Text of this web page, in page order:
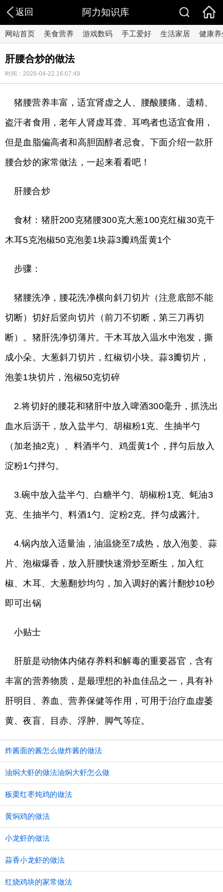
返回 阿力知识库
网站首页 美食营养 游戏数码 手工爱好 生活家居 健康养
肝腰合炒的做法
时间：2026-04-22 16:07:49
猪腰营养丰富，适宜肾虚之人、腰酸腰痛、遗精、
盗汗者食用，老年人肾虚耳聋、耳鸣者也适宜食用，
但是血脂偏高者和高胆固醇者忌食。下面介绍一款肝
腰合炒的家常做法，一起来看看吧！
肝腰合炒
食材：猪肝200克猪腰300克大葱100克红椒30克干
木耳5克泡椒50克泡姜1块蒜3瓣鸡蛋黄1个
步骤：
猪腰洗净，腰花洗净横向斜刀切片（注意底部不能
切断）切好后竖向切片（前刀不切断，第三刀再切
断）。猪肝洗净切薄片。干木耳放入温水中泡发，撕
成小朵。大葱斜刀切片，红椒切小块。蒜3瓣切片，
泡姜1块切片，泡椒50克切碎
2.将切好的腰花和猪肝中放入啤酒300毫升，抓洗出
血水后沥干，放入盐半勺、胡椒粉1克、生抽半勺
（加老抽2克）、料酒半勺、鸡蛋黄1个，拌匀后放入
淀粉1勺拌匀。
3.碗中放入盐半勺、白糖半勺、胡椒粉1克、蚝油3
克、生抽半勺、料酒1勺、淀粉2克。拌匀成酱汁。
4.锅内放入适量油，油温烧至7成热，放入泡姜、蒜
片、泡椒爆香，放入肝腰快速滑炒至断生，加入红
椒、木耳、大葱翻炒均匀，加入调好的酱汁翻炒10秒
即可出锅
小贴士
肝脏是动物体内储存养料和解毒的重要器官，含有
丰富的营养物质，是最理想的补血佳品之一，具有补
肝明目、养血、营养保健等作用，可用于治疗血虚萎
黄、夜盲、目赤、浮肿、脚气等症。
炸酱面的酱怎么做炸酱的做法
油焖大虾的做法油焖大虾怎么做
板栗红枣炖鸡的做法
黄焖鸡的做法
小龙虾的做法
蒜香小龙虾的做法
红烧鸡块的家常做法